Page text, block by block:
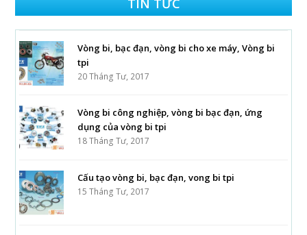
Vòng bi, bạc đạn, vòng bi cho xe máy, Vòng bi
tpi
20 Tháng Tư, 2017
Vòng bi công nghiệp, vòng bi bạc đạn, ứng
dụng của vòng bi tpi
18 Tháng Tư, 2017
Cấu tạo vòng bi, bạc đạn, vong bi tpi
15 Tháng Tư, 2017